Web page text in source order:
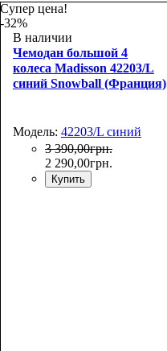
Супер цена!
-32%
В наличии
Чемодан большой 4
колеса Madisson 42203/L
синий Snowball (Франция)
Модель: 42203/L синий
3 390,00грн.
2 290,00грн.
Купить